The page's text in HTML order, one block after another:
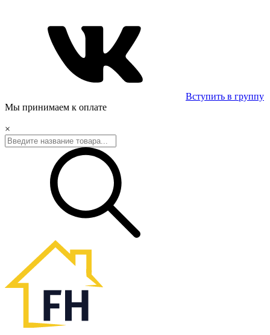
Вступить в группу
Мы принимаем к оплате
×